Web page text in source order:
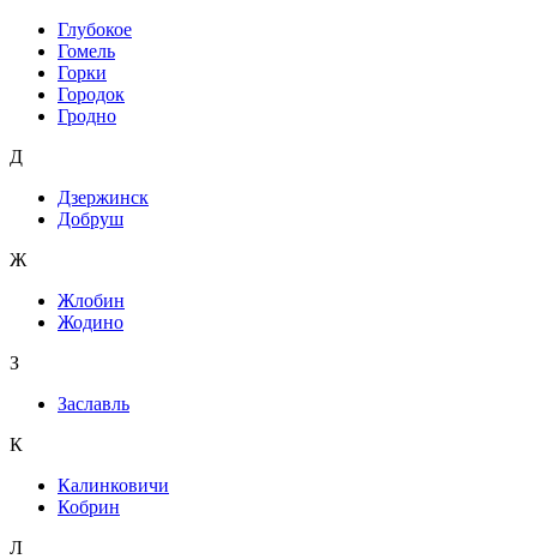
Глубокое
Гомель
Горки
Городок
Гродно
Д
Дзержинск
Добруш
Ж
Жлобин
Жодино
З
Заславль
К
Калинковичи
Кобрин
Л